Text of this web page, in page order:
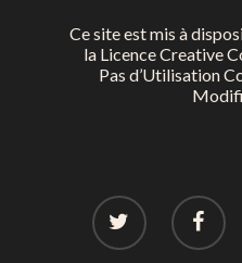
Ce site est mis à
la Licence Creative
Pas d’Utilisation